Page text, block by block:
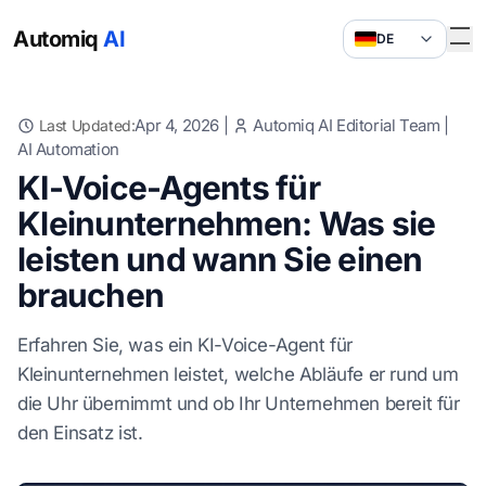
Automiq AI DE
Last Updated:Apr 4, 2026 Automiq AI Editorial Team
AI Automation
KI-Voice-Agents für
Kleinunternehmen: Was sie
leisten und wann Sie einen
brauchen
Erfahren Sie, was ein KI-Voice-Agent für
Kleinunternehmen leistet, welche Abläufe er rund um
die Uhr übernimmt und ob Ihr Unternehmen bereit für
den Einsatz ist.